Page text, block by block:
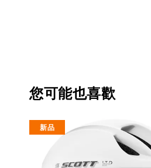
您可能也喜歡
新品